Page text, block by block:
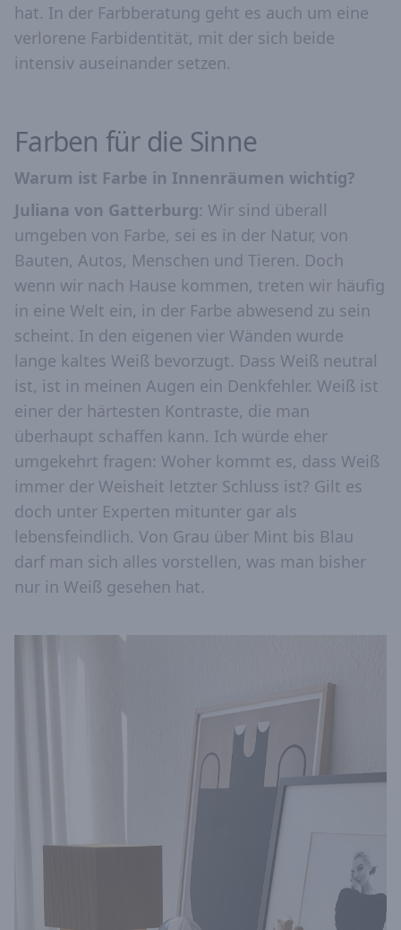
hat. In der Farbberatung geht es auch um eine
verlorene Farbidentität, mit der sich beide
intensiv auseinander setzen.
Farben für die Sinne
Warum ist Farbe in Innenräumen wichtig?
Juliana von Gatterburg: Wir sind überall
umgeben von Farbe, sei es in der Natur, von
Bauten, Autos, Menschen und Tieren. Doch
wenn wir nach Hause kommen, treten wir häufig
in eine Welt ein, in der Farbe abwesend zu sein
scheint. In den eigenen vier Wänden wurde
lange kaltes Weiß bevorzugt. Dass Weiß neutral
ist, ist in meinen Augen ein Denkfehler. Weiß ist
einer der härtesten Kontraste, die man
überhaupt schaffen kann. Ich würde eher
umgekehrt fragen: Woher kommt es, dass Weiß
immer der Weisheit letzter Schluss ist? Gilt es
doch unter Experten mitunter gar als
lebensfeindlich. Von Grau über Mint bis Blau
darf man sich alles vorstellen, was man bisher
nur in Weiß gesehen hat.